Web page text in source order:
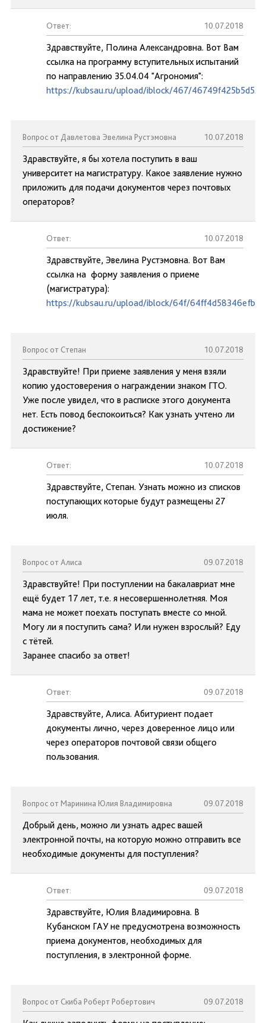
Ответ: 10.07.2018
Здравствуйте, Полина Александровна. Вот Вам
ссылка на программу вступительных испытаний
по направлению 35.04.04 "Агрономия":
https://kubsau.ru/upload/iblock/467/
Вопрос от Давлетова Эвелина Рустэмовна 10.07.2018
Здравствуйте, я бы хотела поступить в ваш
университет на магистратуру. Какое заявление нужно
приложить для подачи документов через почтовых
операторов?
Ответ: 10.07.2018
Здравствуйте, Эвелина Рустэмовна. Вот Вам
ссылка на форму заявления о приеме
(магистратура):
https://kubsau.ru/upload/iblock/64f/
Вопрос от Степан 10.07.2018
Здравствуйте! При приеме заявления у меня взяли
копию удостоверения о награждении знаком ГТО.
Уже после увидел, что в расписке этого документа
нет. Есть повод беспокоиться? Как узнать учтено ли
достижение?
Ответ: 10.07.2018
Здравствуйте, Степан. Узнать можно из списков
поступающих которые будут размещены 27
июля.
Вопрос от Алиса 09.07.2018
Здравствуйте! При поступлении на бакалавриат мне
ещё будет 17 лет, т.е. я несовершеннолетняя. Моя
мама не может поехать поступать вместе со мной.
Могу ли я поступить сама? Или нужен взрослый? Еду
с тётей.
Заранее спасибо за ответ!
Ответ: 09.07.2018
Здравствуйте, Алиса. Абитуриент подает
документы лично, через доверенное лицо или
через операторов почтовой связи общего
пользования.
Вопрос от Маринина Юлия Владимировна 09.07.2018
Добрый день, можно ли узнать адрес вашей
электронной почты, на которую можно отправить все
необходимые документы для поступления?
Ответ: 09.07.2018
Здравствуйте, Юлия Владимировна. В
Кубанском ГАУ не предусмотрена возможность
приема документов, необходимых для
поступления, в электронной форме.
Вопрос от Скиба Роберт Робертович 09.07.2018